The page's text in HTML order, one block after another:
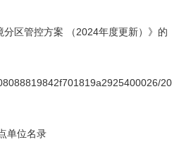
区管控方案 （2024年度更新）》的
20
单位名录